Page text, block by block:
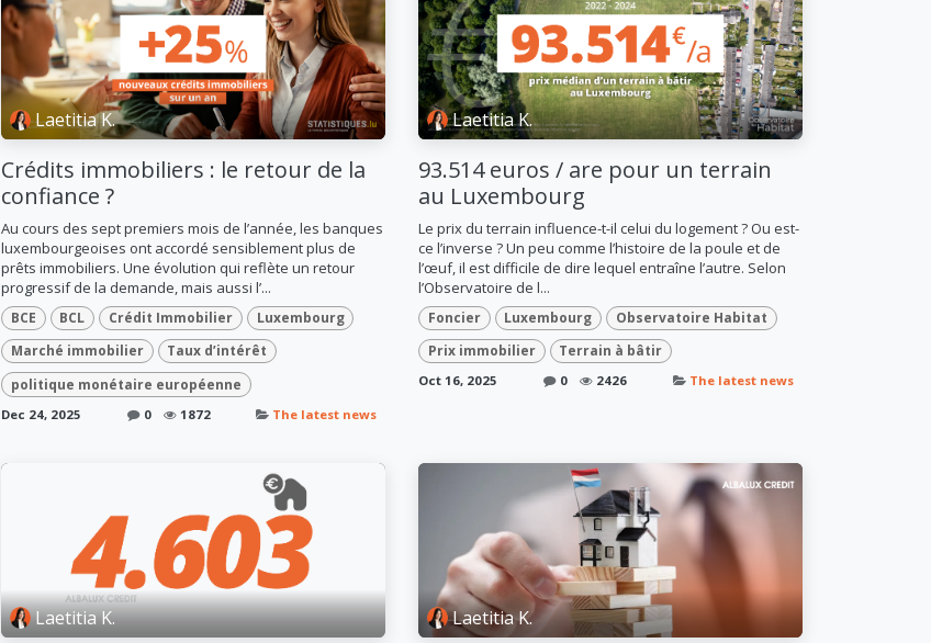
Laetitia K.
Crédits immobiliers : le retour de la
confiance ?
Au cours des sept premiers mois de l’année, les banques
luxembourgeoises ont accordé sensiblement plus de
prêts immobiliers. Une évolution qui reflète un retour
progressif de la demande, mais aussi l’...
BCE BCL Crédit Immobilier
Luxembourg
Marché immobilier
Taux d’intérêt
politique monétaire européenne
Dec 24, 2025 0 1872 The latest news
Laetitia K.
93.514 euros / are pour un terrain
au Luxembourg
Le prix du terrain influence-t-il celui du logement ? Ou est-
ce l’inverse ? Un peu comme l’histoire de la poule et de
l’œuf, il est difficile de dire lequel entraîne l’autre. Selon
l’Observatoire de l...
Foncier Luxembourg
Observatoire Habitat
Prix immobilier
Terrain à bâtir
Oct 16, 2025 0 2426 The latest news
Laetitia K. Laetitia K.